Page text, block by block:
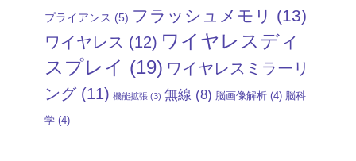
プライアンス (5) フラッシュメモリ (13)
ワイヤレス (12) ワイヤレスディ
スプレイ (19) ワイヤレスミラーリ
ング(11) 機能拡張 (3) 無線 (8) 脳画像解析 (4) 脳科
学 (4)